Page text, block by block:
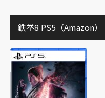
鉄拳8 PS5（Amazon）